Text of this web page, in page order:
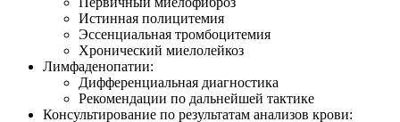
Истинная полицитемия
Эссенциальная тромбоцитемия
Хронический миелолейкоз
Лимфаденопатии:
Дифференциальная диагностика
Рекомендации по дальнейшей тактике
Консультирование по результатам анализов крови: